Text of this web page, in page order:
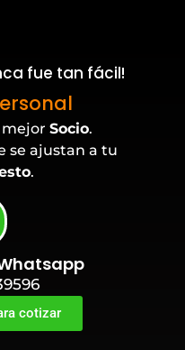
fue tan fácil!
Socio.
se ajustan a tu
.
cotizar